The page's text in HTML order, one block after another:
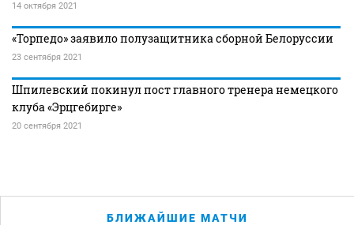
14 октября 2021
«Торпедо» заявило полузащитника сборной Белоруссии
23 сентября 2021
Шпилевский покинул пост главного тренера немецкого
клуба «Эрцгебирге»
20 сентября 2021
БЛИЖАЙШИЕ МАТЧИ